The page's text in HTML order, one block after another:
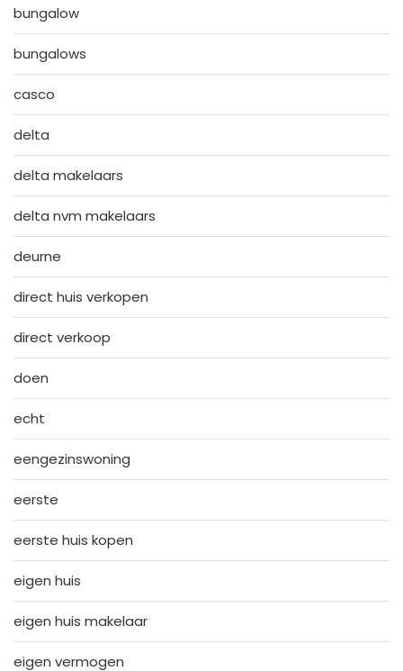
bungalow
bungalows
casco
delta
delta makelaars
delta nvm makelaars
deurne
direct huis verkopen
direct verkoop
doen
echt
eengezinswoning
eerste
eerste huis kopen
eigen huis
eigen huis makelaar
eigen vermogen